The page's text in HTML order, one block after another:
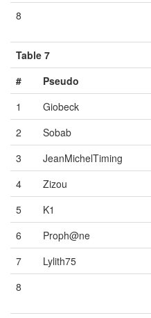
8
Table 7
#
Pseudo
1
Giobeck
2
Sobab
3
JeanMichelTiming
4
Zizou
5
K1
6
Proph@ne
7
Lylith75
8